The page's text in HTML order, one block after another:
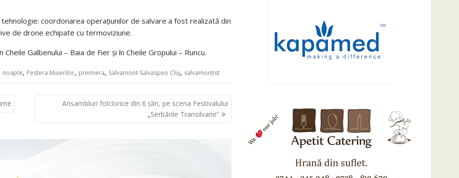
coordonarea operațiunilor de salvare a fost realizată din
de drone echipate cu termoviziune.
Galbenului – Baia de Fier și în Cheile Gropului – Runcu.
noapte, Pestera Muierilor, premiera, Salvamont-Salvaspeo Cluj, salvamontist
Ansambluri folclorice din 6 țări, pe scena Festivalului
„Serbările Transilvane”